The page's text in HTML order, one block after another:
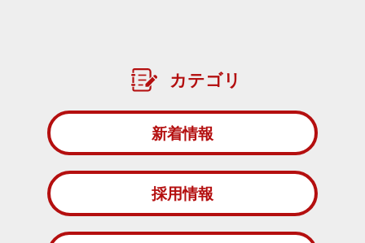
カテゴリ
新着情報
採用情報